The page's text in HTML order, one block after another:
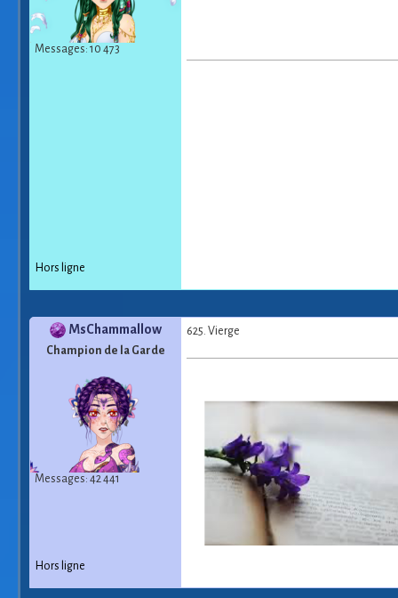
Messages: 10 473
Hors ligne
MsChammallow
Champion de la Garde
Messages: 42 441
625. Vierge
Hors ligne